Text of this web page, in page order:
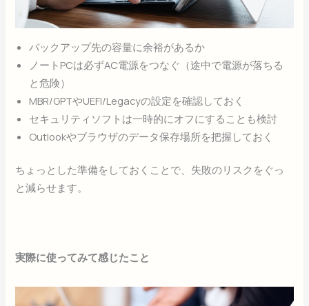
バックアップ先の容量に余裕があるか
ノートPCは必ずAC電源をつなぐ（途中で電源が落ちる
と危険）
MBR/GPTやUEFI/Legacyの設定を確認しておく
セキュリティソフトは一時的にオフにすることも検討
Outlookやブラウザのデータ保存場所を把握しておく
ちょっとした準備をしておくことで、失敗のリスクをぐっ
と減らせます。
実際に使ってみて感じたこと